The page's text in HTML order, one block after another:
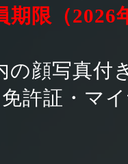
期限（2026
の顔写真付
許証・マ